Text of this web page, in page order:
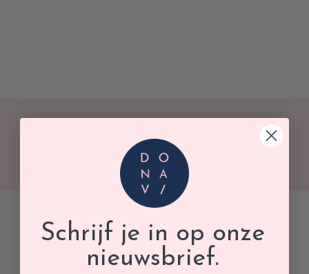
GRATIS AFHALEN IN ONZE WINKEL
Schrijf je in op onze
nieuwsbrief.